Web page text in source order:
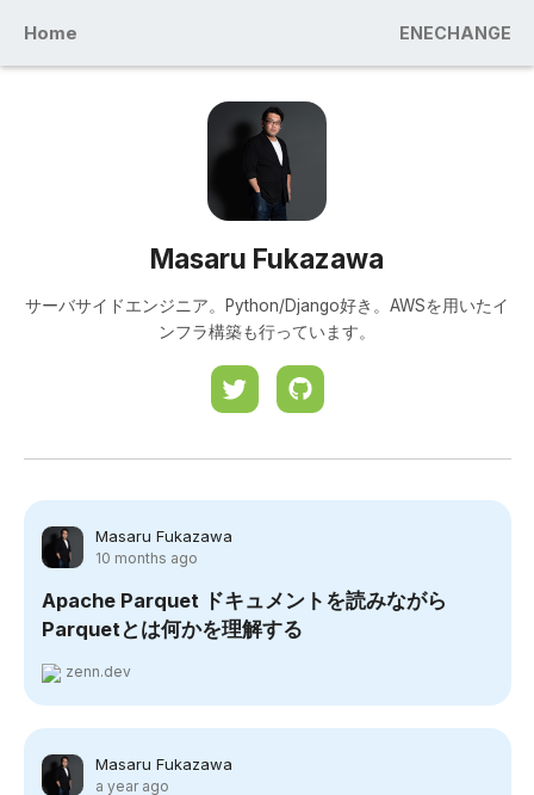
Home ENECHANGE
Masaru Fukazawa
サーバサイドエンジニア。Python/Django好き。AWSを用いたイ
ンフラ構築も行っています。
Masaru Fukazawa
10 months ago
Apache Parquet ドキュメントを読みながら
Parquetとは何かを理解する
zenn.dev
Masaru Fukazawa
a year ago